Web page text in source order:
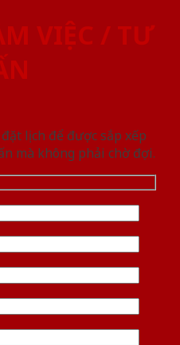
VIỆC / TƯ
lịch để được sắp xếp
mà không phải chờ đợi.